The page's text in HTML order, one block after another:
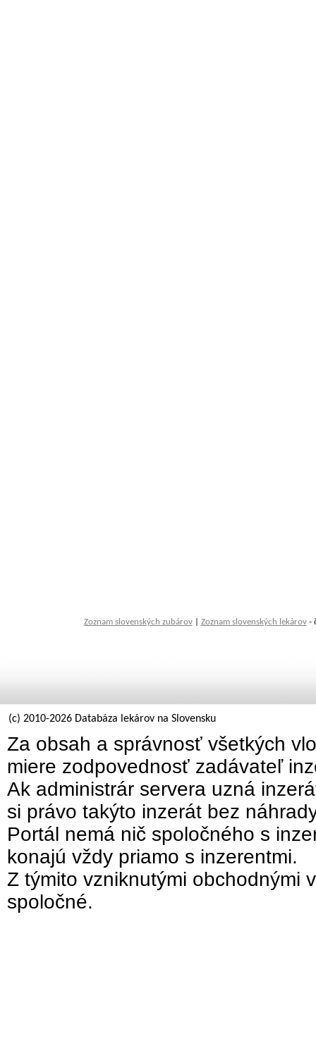
Zoznam slovenských zubárov| Zoznam slovenských lekárov-
(c) 2010-2026 Databáza lekárov na Slovensku
Za obsah a správnosť všetkých
miere zodpovednosť zadávateľ
Ak administrár servera uzná
si právo takýto inzerát bez
Portál nemá nič spoločného s
konajú vždy priamo s inzerentmi.
Z týmito vzniknutými obchodnými
spoločné.